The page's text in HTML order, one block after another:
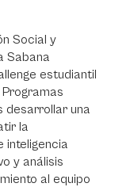
Social y
Sabana
estudiantil
desarrollar una
la
inteligencia
y análisis
al equipo